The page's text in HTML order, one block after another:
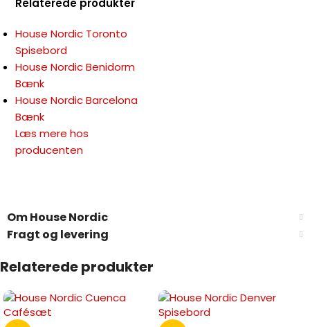
Relaterede produkter
House Nordic Toronto
Spisebord
House Nordic Benidorm
Bænk
House Nordic Barcelona
Bænk
Læs mere hos
producenten
Om House Nordic
Fragt og levering
Relaterede produkter